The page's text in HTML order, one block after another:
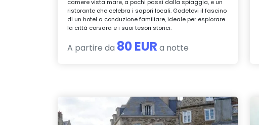
camere vista mare, a pochi passi dalla spiaggia, e un
ristorante che celebra i sapori locali. Godetevi il fascino
di un hotel a conduzione familiare, ideale per esplorare
la città corsara e i suoi tesori storici.
A partire da 80 EUR a notte